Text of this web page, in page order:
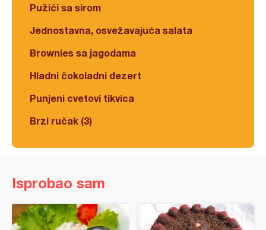
Pužići sa sirom
Jednostavna, osvežavajuća salata
Brownies sa jagodama
Hladni čokoladni dezert
Punjeni cvetovi tikvica
Brzi ručak (3)
Isprobao sam